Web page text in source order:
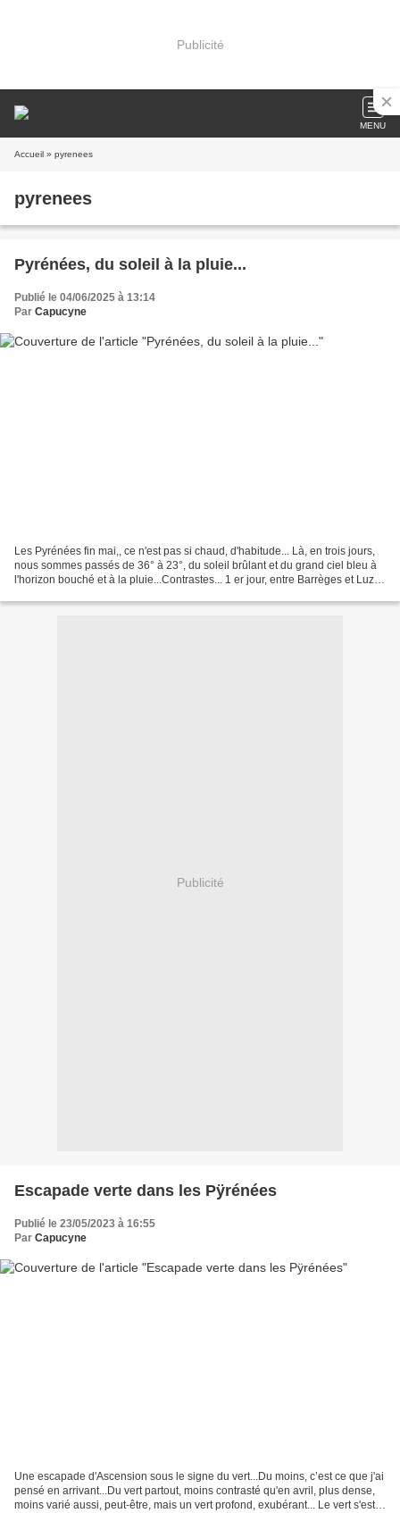
Publicité
MENU
Accueil » pyrenees
pyrenees
Pyrénées, du soleil à la pluie...
Publié le 04/06/2025 à 13:14
Par Capucyne
Les Pyrénées fin mai,, ce n'est pas si chaud, d'habitude... Là, en trois jours,
nous sommes passés de 36° à 23°, du soleil brûlant et du grand ciel bleu à
l'horizon bouché et à la pluie...Contrastes... 1 er jour, entre Barrèges et Luz-
Publicité
Escapade verte dans les Pÿrénées
Publié le 23/05/2023 à 16:55
Par Capucyne
Une escapade d'Ascension sous le signe du vert...Du moins, c’est ce que j'ai
pensé en arrivant...Du vert partout, moins contrasté qu'en avril, plus dense,
moins varié aussi, peut-être, mais un vert profond, exubérant... Le vert s'est